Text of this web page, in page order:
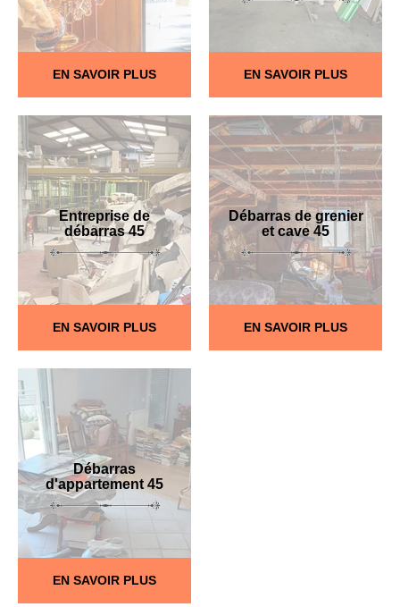
EN SAVOIR PLUS EN SAVOIR PLUS
Entreprise de
débarras 45
EN SAVOIR PLUS
Débarras de grenier
et cave 45
EN SAVOIR PLUS
Débarras
d'appartement 45
EN SAVOIR PLUS